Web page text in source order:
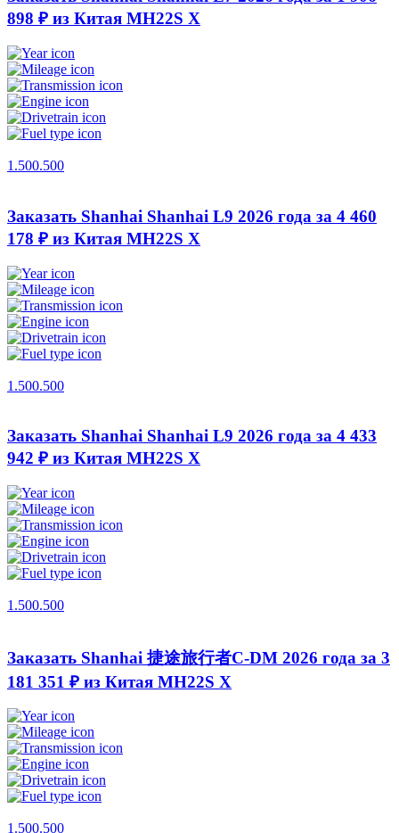
898 ₽ из Китая MH22S X
1.500.500
Заказать Shanhai Shanhai L9 2026 года за 4 460
178 ₽ из Китая MH22S X
1.500.500
Заказать Shanhai Shanhai L9 2026 года за 4 433
942 ₽ из Китая MH22S X
1.500.500
Заказать Shanhai 捷途旅行者C-DM 2026 года за 3
181 351 ₽ из Китая MH22S X
1.500.500